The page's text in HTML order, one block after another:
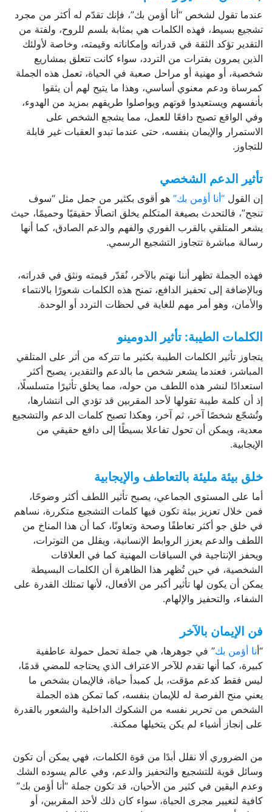
عندما تقول لشخص “أنا أؤمن بك”، فإنك تقدّم له أكثر من مجرد
تشجيع بسيط، فهذه الكلمات هي بمثابة بلسم للروح، ولفتة من
التقدير تؤكد الثقة في قدراته وإمكاناته وقيمته، وخاصة لأولئك
الذين يمرون بفترات من التردد، سواء كانت تتعلق بمشاريع
شخصية، أو مهنية أو مراحل صعبة في الحياة، تعمل هذه الجملة
كمرساة ودعم معنوي أساسي، وهذا ما يتيح لهم أن يثقوا
بأنفسهم ويستعيدوا قوتهم ويواصلوا طريقهم بمزيد من الهدوء،
وفي الواقع تصبح دافعًا للعمل، مما يشجع الشخص على
الاستمرار والإيمان بنفسه، حتى عندما تبدو العقبات غير قابلة
للتجاوز.
تأثير الدعم الشخصي
إن القول “أنا أؤمن بك” هو أقوى بكثير من جمل مثل “سوف
تنجح”، فالتحدث بصيغة المتكلم يخلق اتصالًا حقيقيًا وحميمًا، حيث
يشعر المتلقي بالقرب الفوري والفهم والدعم الصادق، كما أنها
رسالة مباشرة تتجاوز التشجيع الرسمي.
فهذه الجملة تظهر أننا نهتم بالآخر، نُقدّر قيمته ونثق في قدراته،
وبالإضافة إلى تحفيز الدافع، تمنح هذه الكلمات شعورًا بالانتماء
والأمان، وهو أمر مهم للغاية في لحظات التردد أو الوحدة.
الكلمات الطيبة: تأثير الدومينو
يتجاوز تأثير الكلمات الطيبة بكثير ما تتركه من أثر على المتلقي
المباشر، فعندما يشعر شخص ما بالدعم والتقدير، يصبح أكثر
استعدادًا لنشر هذه اللطف من حوله، مما يخلق تأثيرًا متسلسلًا،
إذ أن كلمة طيبة تقولها لأحد المقربين قد تؤدي الى انتشارها،
وتُشجّع شخصًا آخر، ثم آخر، وهكذا تصبح كلمات الدعم والتشجيع
معدية، ويمكن أن تحول تفاعلا بسيطًا إلى دافع حقيقي من
الإيجابية.
خلق بيئة مليئة بالتعاطف والإيجابية
أما على المستوى الجماعي، يصبح تأثير اللطف أكثر وضوحًا،
فمن خلال تعزيز بيئة تكون فيها كلمات التشجيع متكررة، نساهم
في خلق جو أكثر تعاطفًا وصحة وتعاونًا، كما أن هذا المناخ من
اللطف والدعم يعزز الروابط الإنسانية، ويقلل من التوترات،
ويحفز الإنتاجية في السياقات المهنية كما في العلاقات
الشخصية، في حين تُظهر هذا الظاهرة أن الكلمات البسيطة
يمكن أن يكون لها تأثير أكبر من الأفعال، لأنها تمتلك القدرة على
الشفاء، والتحفيز والإلهام.
فن الإيمان بالآخر
“أنا أؤمن بك” في جوهرها، هي جملة تحمل حمولة عاطفية
كبيرة، كما أنها تقدم للآخر الاعتراف الذي يحتاجه للمضي قدمًا،
ليس فقط كدعم مؤقت، بل كمبدأ حياة، فالإيمان بشخص ما
يعني منح الفرصة له للإيمان بنفسه، كما تمكن هذه الجملة
الشخص من تحرير نفسه من الشكوك الداخلية والشعور بالقدرة
على إنجاز أشياء لم يكن يتخيلها ممكنة.
من الضروري ألا نقلل أبدًا من قوة الكلمات، فهي يمكن أن تكون
وسائل قوية للتشجيع والتحفيز والدعم، وفي عالم يسوده الشك
وعدم اليقين في كثير من الأحيان، قد تكون جملة “أنا أؤمن بك”
كافية لتغيير مجرى الحياة، سواء كان ذلك لأحد المقربين، أو